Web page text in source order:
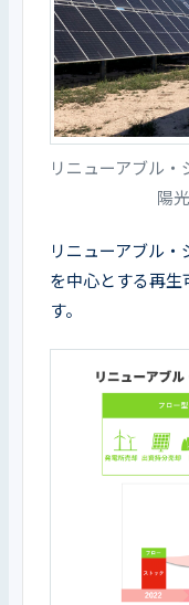
リニューアブル
陽
リニューアブル
を中心とする再生
す。